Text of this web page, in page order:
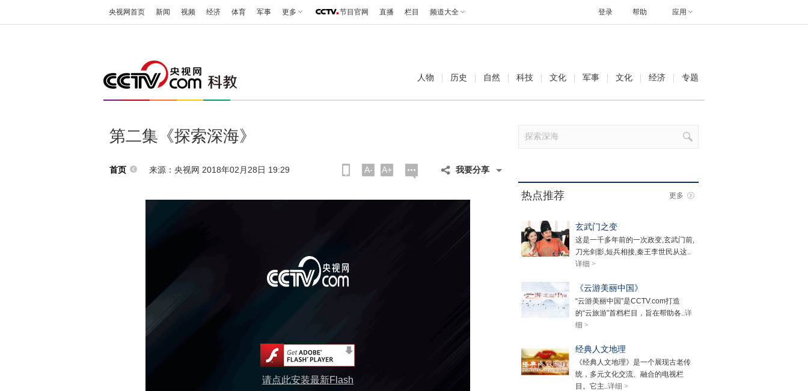
央视网首页 新闻 视频 经济 体育 军事 更多 节目官网 直播 栏目 频道大全 帮助 应用
登录
人物 历史 自然 科技 文化 军事 文化 经济 专题
第二集《探索深海》
首页 来源：央视网 2018年02月28日 19:29 A- A+ 我要分享
请点此安装最新Flash
热点推荐 更多
玄武门之变
这是一千多年前的一次政变,玄武门前,
刀光剑影,短兵相接,秦王李世民从这..
详细 >
《云游美丽中国》
“云游美丽中国”是CCTV.com打造
的“云旅游”首档栏目，旨在帮助各..详
细 >
经典人文地理
《经典人文地理》是一个展现古老传
统，多元文化交流、融合的电视栏
目。它主..详细 >